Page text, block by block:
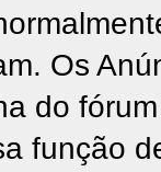
Os
do
função